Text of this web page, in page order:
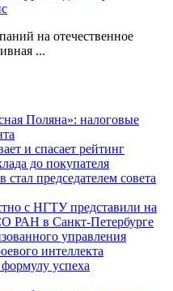
на отечественное
...
Поляна»: налоговые
и спасает рейтинг
до покупателя
председателем совета
с НГТУ представили на
РАН в Санкт-Петербурге
управления
интеллекта
успеха